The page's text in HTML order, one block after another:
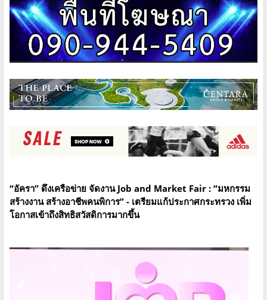
“อัครา” ดึงเครือข่าย จัดงาน Job and Market Fair : “มหกรรม
สร้างงาน สร้างอาชีพคนพิการ” - เตรียมแก้ประกาศกระทรวง เพิ่ม
โอกาสเข้าถึงสิทธิสวัสดิการมากขึ้น